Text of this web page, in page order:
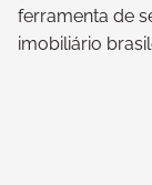
ferramenta de
imobiliário